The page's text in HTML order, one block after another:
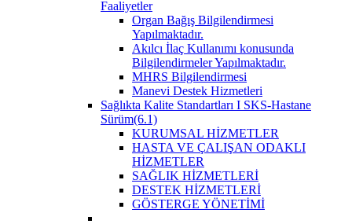
Faaliyetler
Organ Bağış Bilgilendirmesi
Yapılmaktadır.
Akılcı İlaç Kullanımı konusunda
Bilgilendirmeler Yapılmaktadır.
MHRS Bilgilendirmesi
Manevi Destek Hizmetleri
Sağlıkta Kalite Standartları I SKS-Hastane
Sürüm(6.1)
KURUMSAL HİZMETLER
HASTA VE ÇALIŞAN ODAKLI
HİZMETLER
SAĞLIK HİZMETLERİ
DESTEK HİZMETLERİ
GÖSTERGE YÖNETİMİ